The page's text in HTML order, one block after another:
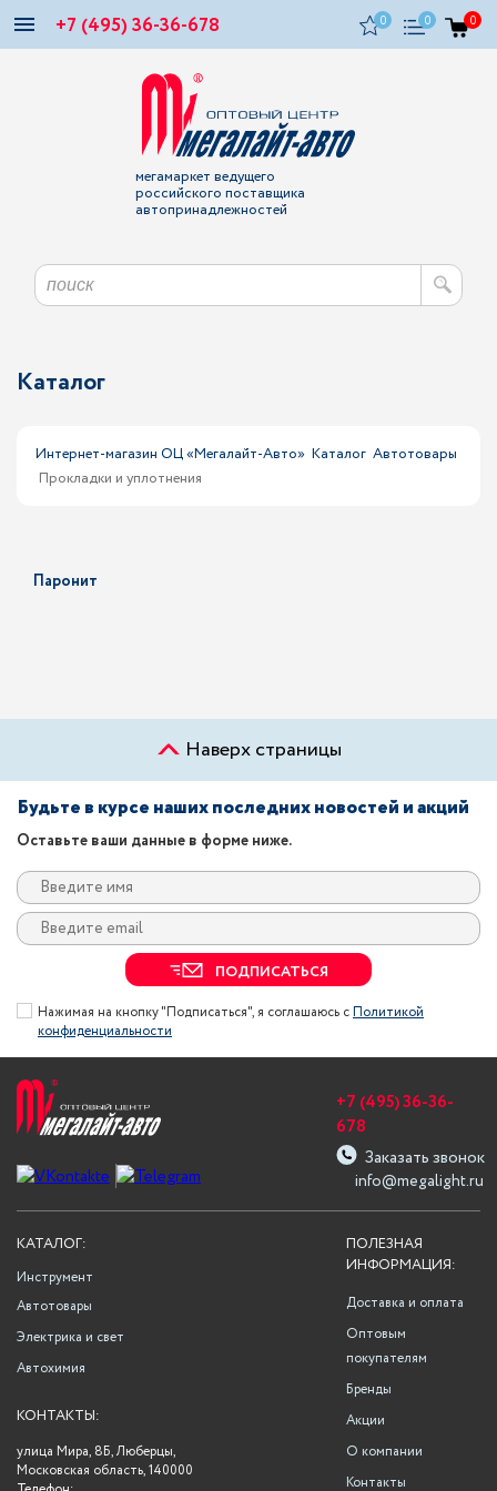
+7 (495) 36-36-678 0 0 0
мегамаркет ведущего
российского поставщика
автопринадлежностей
Каталог
Интернет-магазин ОЦ «Мегалайт-Авто» Каталог Автотовары
Прокладки и уплотнения
Паронит
Наверх страницы
Будьте в курсе наших последних новостей и акций
Оставьте ваши данные в форме ниже.
ПОДПИСАТЬСЯ
Нажимая на кнопку "Подписаться", я соглашаюсь сПолитикой
конфиденциальности
info@megalight.ru
+7 (495) 36-36-
678
Заказать звонок
ПОЛЕЗНАЯ
ИНФОРМАЦИЯ:
Доставка и оплата
Оптовым
покупателям
Бренды
Акции
О компании
Контакты
КАТАЛОГ:
Инструмент
Автотовары
Электрика и свет
Автохимия
КОНТАКТЫ:
улица Мира, 8Б, Люберцы,
Московская область, 140000